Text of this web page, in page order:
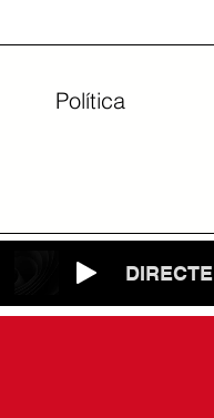
Política
DIRECTE